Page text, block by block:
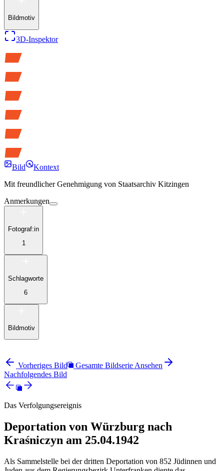
Bildmotiv
3D-Inspektor
Bild
Kontext
Mit freundlicher Genehmigung von Staatsarchiv Kitzingen
Anmerkungen
Fotograf:in
1
Schlagworte
6
Bildmotiv
Vorheriges Bild
Gesamte Bildserie Ansehen
Nachfolgendes Bild
Das Verfolgungsereignis
Deportation von Würzburg nach
Kraśniczyn am 25.04.1942
Als Sammelstelle bei der dritten Deportation von 852 Jüdinnen und